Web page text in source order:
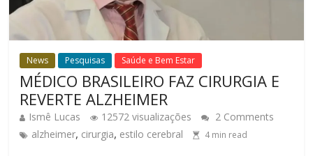
News Pesquisas Saúde e Bem Estar
MÉDICO BRASILEIRO FAZ CIRURGIA E
REVERTE ALZHEIMER
Ismê Lucas 12572 visualizações
2 Comments
alzheimer, cirurgia, estilo cerebral 4min read